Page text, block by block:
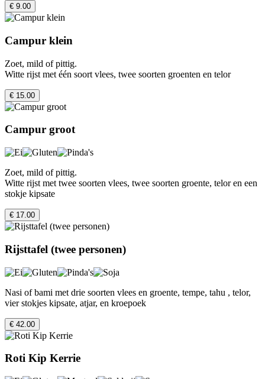
€ 9.00
Campur klein
Zoet, mild of pittig.
Witte rijst met één soort vlees, twee soorten groenten en telor
€ 15.00
Campur groot
Zoet, mild of pittig.
Witte rijst met twee soorten vlees, twee soorten groente, telor en een
stokje kipsate
€ 17.00
Rijsttafel (twee personen)
Nasi of bami met drie soorten vlees en groente, tempe, tahu , telor,
vier stokjes kipsate, atjar, en kroepoek
€ 42.00
Roti Kip Kerrie